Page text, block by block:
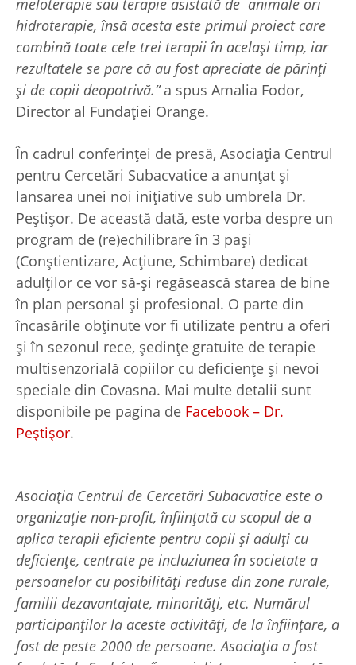
meloterapie sau terapie asistată de animale ori
hidroterapie, însă acesta este primul proiect care
combină toate cele trei terapii în același timp, iar
rezultatele se pare că au fost apreciate de părinți
și de copii deopotrivă.”a spus Amalia Fodor,
Director al Fundației Orange.
În cadrul conferinței de presă, Asociația Centrul
pentru Cercetări Subacvatice a anunțat și
lansarea unei noi inițiative sub umbrela Dr.
Peștișor. De această dată, este vorba despre un
program de (re)echilibrare în 3 pași
(Conștientizare, Acțiune, Schimbare) dedicat
adulților ce vor să-și regăsească starea de bine
în plan personal și profesional. O parte din
încasările obținute vor fi utilizate pentru a oferi
și în sezonul rece, ședințe gratuite de terapie
multisenzorială copiilor cu deficiențe și nevoi
speciale din Covasna. Mai multe detalii sunt
disponibile pe pagina de Facebook – Dr.
Peștișor.
Asociația Centrul de Cercetări Subacvatice este o
organizație non-profit, înființată cu scopul de a
aplica terapii eficiente pentru copii și adulți cu
deficiențe, centrate pe incluziunea în societate a
persoanelor cu posibilități reduse din zone rurale,
familii dezavantajate, minorități, etc. Numărul
participanților la aceste activități, de la înființare, a
fost de peste 2000 de persoane. Asociația a fost